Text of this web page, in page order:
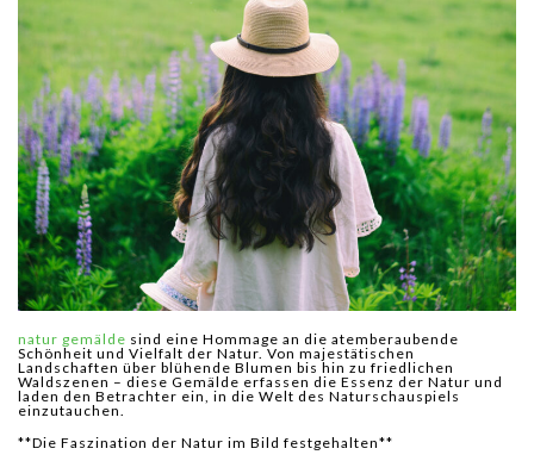
natur gemälde sind eine Hommage an die atemberaubende
Schönheit und Vielfalt der Natur. Von majestätischen
Landschaften über blühende Blumen bis hin zu friedlichen
Waldszenen – diese Gemälde erfassen die Essenz der Natur und
laden den Betrachter ein, in die Welt des Naturschauspiels
einzutauchen.
**Die Faszination der Natur im Bild festgehalten**